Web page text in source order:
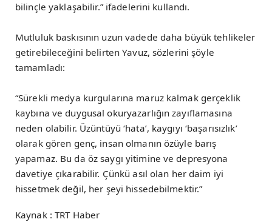
bilinçle yaklaşabilir.” ifadelerini kullandı.
Mutluluk baskısının uzun vadede daha büyük tehlikeler
getirebileceğini belirten Yavuz, sözlerini şöyle
tamamladı:
“Sürekli medya kurgularına maruz kalmak gerçeklik
kaybına ve duygusal okuryazarlığın zayıflamasına
neden olabilir. Üzüntüyü ‘hata’, kaygıyı ‘başarısızlık’
olarak gören genç, insan olmanın özüyle barış
yapamaz. Bu da öz saygı yitimine ve depresyona
davetiye çıkarabilir. Çünkü asıl olan her daim iyi
hissetmek değil, her şeyi hissedebilmektir.”
Kaynak : TRT Haber